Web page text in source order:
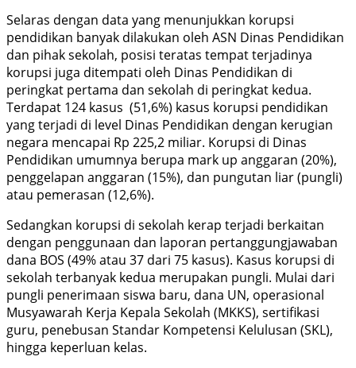
Selaras dengan data yang menunjukkan korupsi
pendidikan banyak dilakukan oleh ASN Dinas Pendidikan
dan pihak sekolah, posisi teratas tempat terjadinya
korupsi juga ditempati oleh Dinas Pendidikan di
peringkat pertama dan sekolah di peringkat kedua.
Terdapat 124 kasus (51,6%) kasus korupsi pendidikan
yang terjadi di level Dinas Pendidikan dengan kerugian
negara mencapai Rp 225,2 miliar. Korupsi di Dinas
Pendidikan umumnya berupa mark up anggaran (20%),
penggelapan anggaran (15%), dan pungutan liar (pungli)
atau pemerasan (12,6%).
Sedangkan korupsi di sekolah kerap terjadi berkaitan
dengan penggunaan dan laporan pertanggungjawaban
dana BOS (49% atau 37 dari 75 kasus). Kasus korupsi di
sekolah terbanyak kedua merupakan pungli. Mulai dari
pungli penerimaan siswa baru, dana UN, operasional
Musyawarah Kerja Kepala Sekolah (MKKS), sertifikasi
guru, penebusan Standar Kompetensi Kelulusan (SKL),
hingga keperluan kelas.